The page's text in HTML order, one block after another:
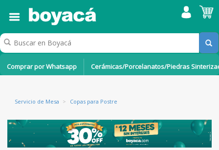
Comprar por Whatsapp Cerámicas/Porcelanatos/Piedras
Servicio de Mesa > Copas para Postre